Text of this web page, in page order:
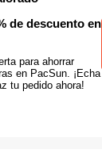
de descuento en
para ahorrar
en PacSun. ¡Echa
tu pedido ahora!